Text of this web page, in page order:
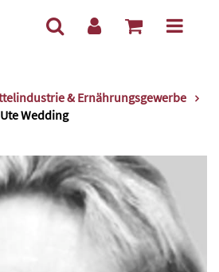
& Ernährungsgewerbe
Ute Wedding